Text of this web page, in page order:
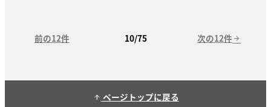
前の12件 次の12件 arrow_forward
10/75
arrow_upward ページトップに戻る